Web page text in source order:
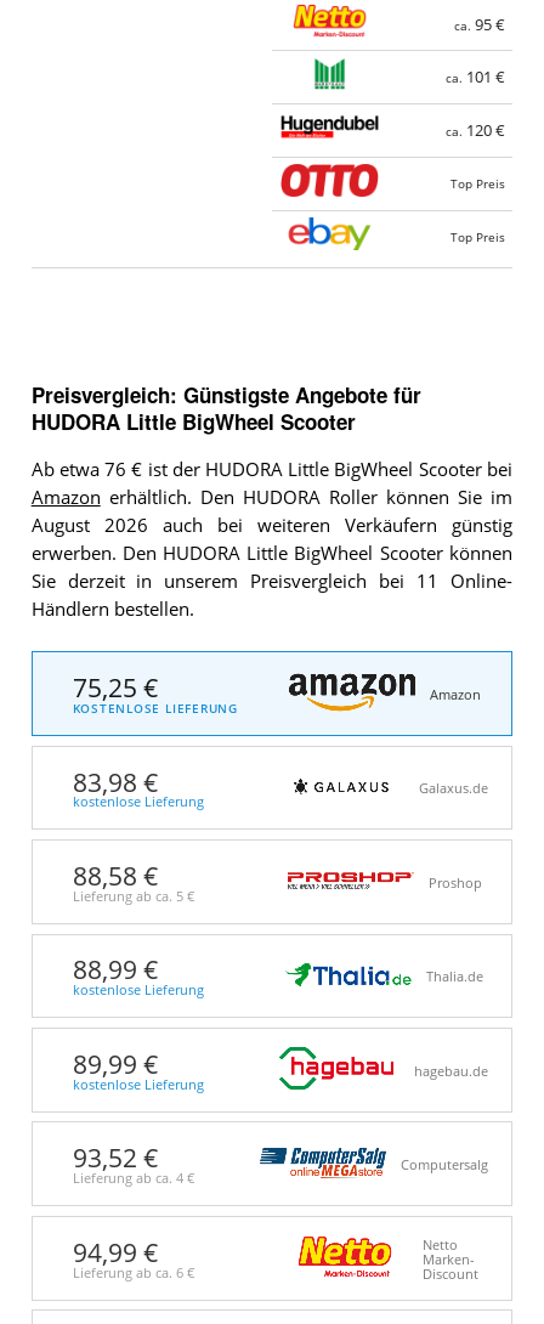
ca. 95 €
ca. 101 €
ca. 120 €
Top Preis
Top Preis
Preisvergleich: Günstigste Angebote für
HUDORA Little BigWheel Scooter
Ab etwa 76 € ist der HUDORA Little BigWheel Scooter bei
Amazon erhältlich. Den HUDORA Roller können Sie im
August 2026 auch bei weiteren Verkäufern günstig
erwerben. Den HUDORA Little BigWheel Scooter können
Sie derzeit in unserem Preisvergleich bei 11 Online-
Händlern bestellen.
75,25 €
KOSTENLOSE LIEFERUNG
Amazon
83,98 €
kostenlose Lieferung
Galaxus.de
88,58 €
Lieferung ab ca. 5 €
Proshop
88,99 €
kostenlose Lieferung
Thalia.de
89,99 €
kostenlose Lieferung
hagebau.de
93,52 €
Lieferung ab ca. 4 €
Computersalg
94,99 €
Lieferung ab ca. 6 €
Netto
Marken-
Discount